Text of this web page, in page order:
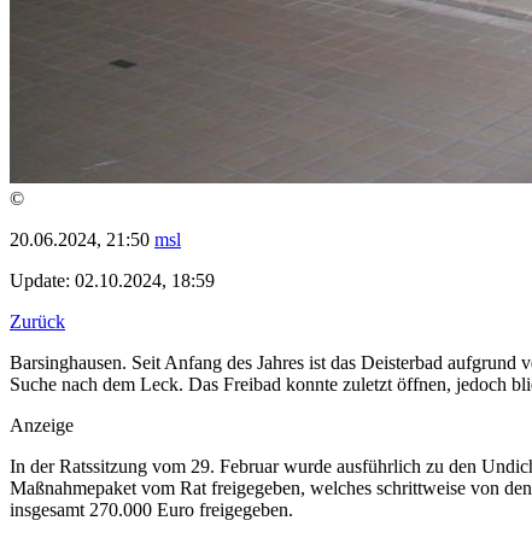
©
20.06.2024, 21:50 msl
Update: 02.10.2024, 18:59
Zurück
Barsinghausen. Seit Anfang des Jahres ist das Deisterbad
Suche nach dem Leck. Das Freibad konnte zuletzt öffnen, jedoch
Anzeige
In der Ratssitzung vom 29. Februar wurde ausführlich zu den
Maßnahmepaket vom Rat freigegeben, welches schrittweise von
insgesamt 270.000 Euro freigegeben.